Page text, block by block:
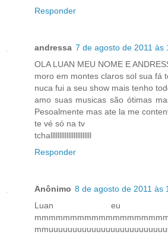
Responder
andressa 7 de agosto de 2011 às
OLA LUAN MEU NOME E
moro em montes claros sol sua fá
nuca fui a seu show mais tenho
amo suas musicas são ótimas
Pesoalmente mas ate la me
te vé só na tv
tchalllllllllllllllllllllll
Responder
Anônimo 8 de agosto de 2011 às
Luan eu